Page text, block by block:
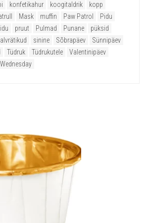
konfetikahur koogitaldrik
kopp
Mask muffin Paw Patrol
Pidu
pruut Pulmad Punane
püksid
sinine Sõbrapäev
Sünnipäev
Tüdruk Tüdrukutele
Valentinipäev
Wednesday